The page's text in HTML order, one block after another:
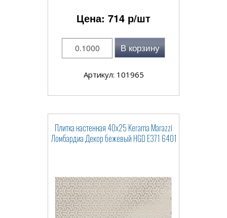
Цена: 714 р/шт
В корзину
Артикул: 101965
Плитка настенная 40x25 Kerama Marazzi
Ломбардиа Декор бежевый HGD E371 6401